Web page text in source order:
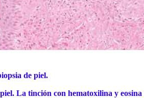
de piel.
La tinción con hematoxilina y eosina